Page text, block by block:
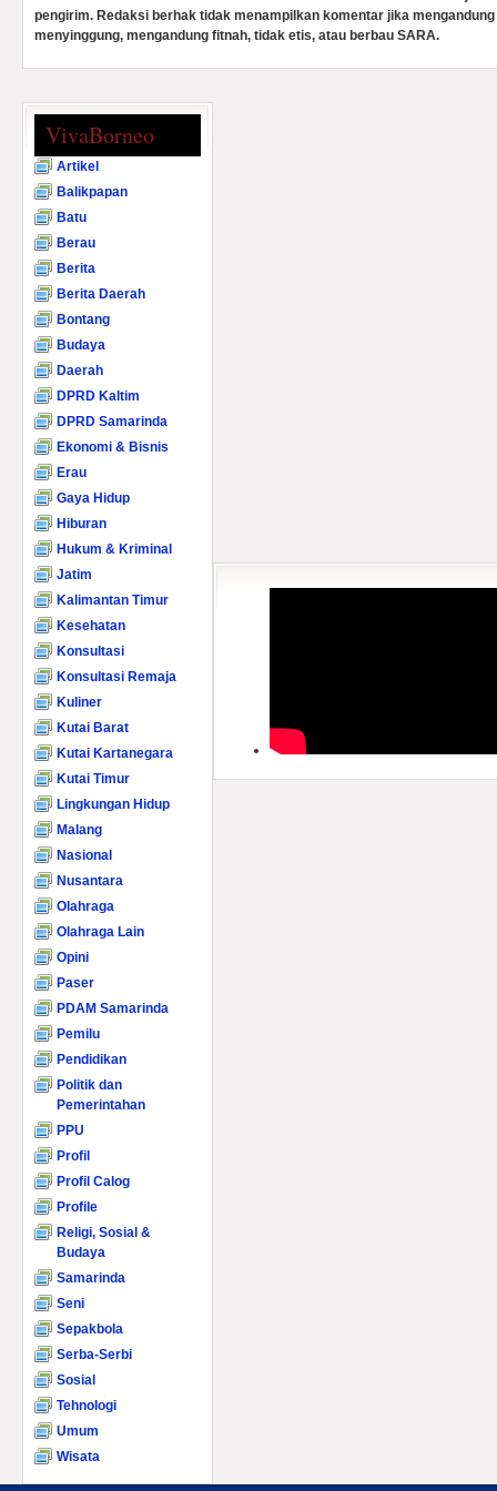
pengirim. Redaksi berhak tidak menampilkan komentar jika
menyinggung, mengandung fitnah, tidak etis, atau berbau SARA.
VivaBorneo
Artikel
Balikpapan
Batu
Berau
Berita
Berita Daerah
Bontang
Budaya
Daerah
DPRD Kaltim
DPRD Samarinda
Ekonomi & Bisnis
Erau
Gaya Hidup
Hiburan
Hukum & Kriminal
Jatim
Kalimantan Timur
Kesehatan
Konsultasi
Konsultasi Remaja
Kuliner
Kutai Barat
Kutai Kartanegara
Kutai Timur
Lingkungan Hidup
Malang
Nasional
Nusantara
Olahraga
Olahraga Lain
Opini
Paser
PDAM Samarinda
Pemilu
Pendidikan
Politik dan
Pemerintahan
PPU
Profil
Profil Calog
Profile
Religi, Sosial &
Budaya
Samarinda
Seni
Sepakbola
Serba-Serbi
Sosial
Tehnologi
Umum
Wisata